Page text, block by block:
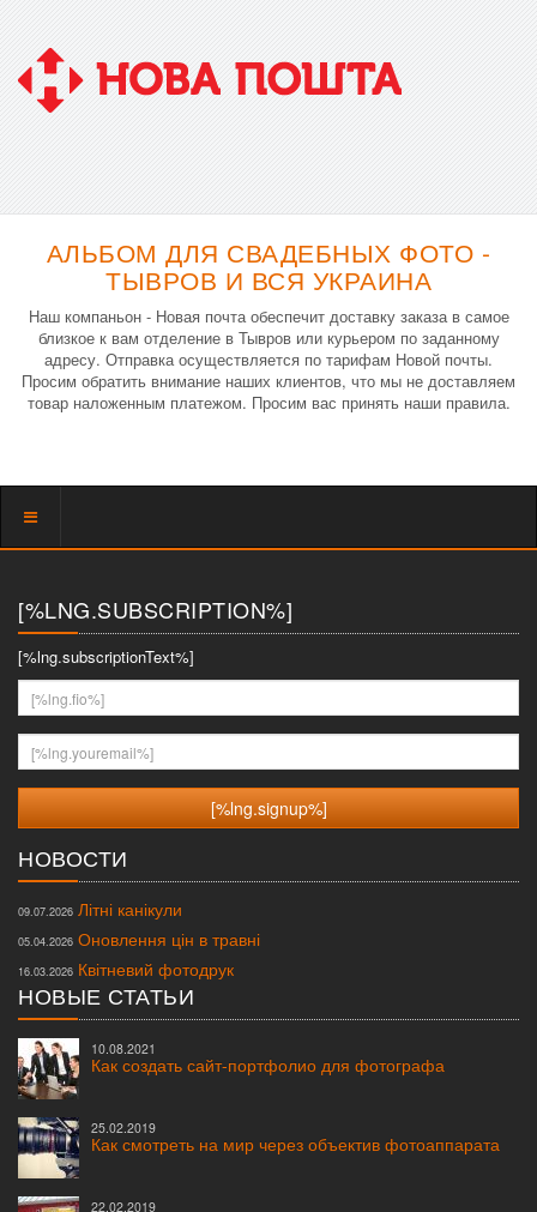
АЛЬБОМ ДЛЯ СВАДЕБНЫХ ФОТО -
ТЫВРОВ И ВСЯ УКРАИНА
Наш компаньон - Новая почта обеспечит доставку заказа в самое
близкое к вам отделение в Тывров или курьером по заданному
адресу. Отправка осуществляется по тарифам Новой почты.
Просим обратить внимание наших клиентов, что мы не доставляем
товар наложенным платежом. Просим вас принять наши правила.
Показать
[%LNG.SUBSCRIPTION%]
[%lng.subscriptionText%]
[%lng.fio%]
[%lng.youremail%]
НОВОСТИ
09.07.2026 Літні канікули
05.04.2026 Оновлення цін в травні
16.03.2026 Квітневий фотодрук
НОВЫЕ СТАТЬИ
10.08.2021
Как создать сайт-портфолио для фотографа
25.02.2019
Как смотреть на мир через объектив фотоаппарата
22.02.2019